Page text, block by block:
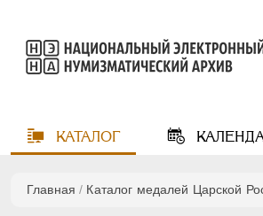
КАТАЛОГ
Главная / Каталог медалей Царской